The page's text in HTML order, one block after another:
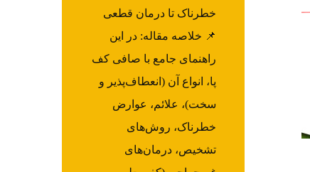
خطرناک تا درمان قطعی
📌 خلاصه مقاله: در این
راهنمای جامع با صافی کف
پا، انواع آن (انعطاف‌پذیر و
سخت)، علائم، عوارض
خطرناک، روش‌های
تشخیص، درمان‌های